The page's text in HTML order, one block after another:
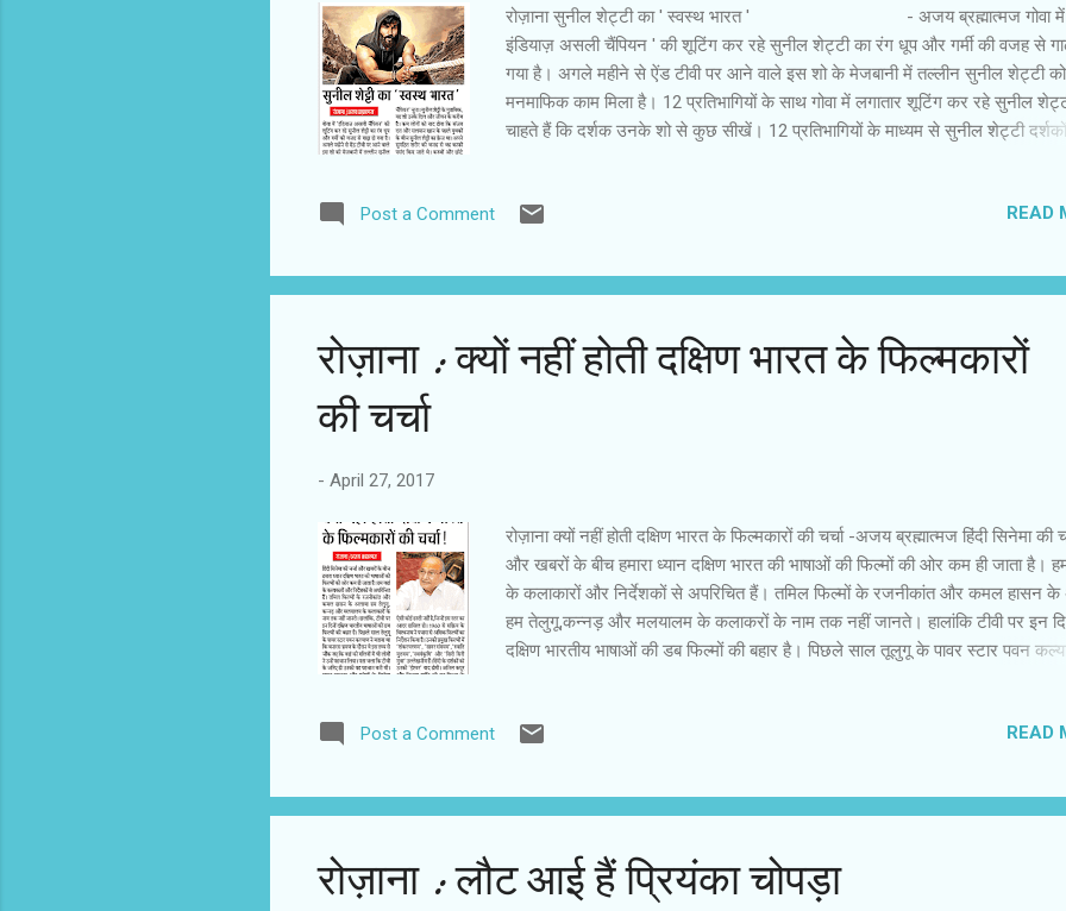
रोज़ाना सुनील शेट्टी का ' स्वस्थ भारत ' - अजय ब्रह्मात्मज गोवा में
इंडियाज़ असली चैंपियन ' की शूटिंग कर रहे सुनील शेट्टी का रंग धूप और गर्मी की वजह से
गया है। अगले महीने से ऐंड टीवी पर आने वाले इस शो के मेजबानी में तल्लीन सुनील शेट्टी को
मनमाफिक काम मिला है। 12 प्रतिभागियों के साथ गोवा में लगातार शूटिंग कर रहे सुनील
चाहते हैं कि दर्शक उनके शो से कुछ सीखें। 12 प्रतिभागियों के माध्यम से सुनील शेट्टी दर्शकों
से मिलता-जुलता है। सुनील मानते हैं कि स्वच्छता और स्वास्थ्य का सीधा संबंध है। पिछले
Post a Comment READ
रोज़ाना : क्‍यों नहीं होती दक्षिण भारत के फिल्‍मकारों
की चर्चा
- April 27, 2017
रोज़ाना क्‍यों नहीं होती दक्षिण भारत के फिल्‍मकारों की चर्चा -अजय ब्रह्मात्‍मज हिंदी सिनेमा की
और खबरों के बीच हमारा ध्‍यान दक्षिण भारत की भाषाओं की फिल्‍मों की ओर कम ही जाता है।
के कलाकारों और निर्देशकों से अपरिचित हैं। तमिल फिल्‍मों के रजनीकांत और कमल हासन के
हम तेलुगू,कन्‍नड़ और मलयालम के कलाकरों के नाम तक नहीं जानते। हालांकि टीवी पर इन
दक्षिण भारतीय भाषाओं की डब फिल्‍मों की बहार है। पिछले साल तूलुगू के पावर स्‍टार पवन
के सिनेमा संबंधी मंत्रालय देश में ही सभी भाषाओं की फिल्‍मों के आदान-प्रदान और प्रदर्शन
भाषाओं की फिल्‍मों का फस्टिवल किया था। ऐसी कोशिशें हर प्रदेश में होनी चाहिए। हाल ही
श्रेष्‍ठ फिल्‍मकार के विश्‍वनाथ को दादा साहे...
Post a Comment READ
रोज़ाना : लौट आई हैं प्रियंका चोपड़ा